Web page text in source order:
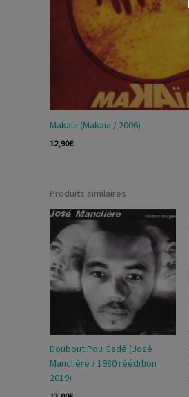
Makaïa (Makaïa / 2006)
12,90€
Produits similaires
Doubout Pou Gadé (José
Manclière / 1980 réédition
2019)